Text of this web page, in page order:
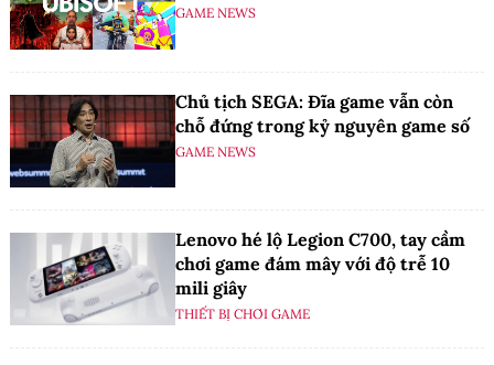
GAME NEWS
Chủ tịch SEGA: Đĩa game vẫn còn
chỗ đứng trong kỷ nguyên game số
GAME NEWS
Lenovo hé lộ Legion C700, tay cầm
chơi game đám mây với độ trễ 10
mili giây
THIẾT BỊ CHƠI GAME